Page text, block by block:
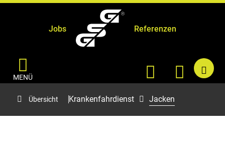
Jobs Referenzen
MENÜ
Übersicht Krankenfahrdienst Jacken